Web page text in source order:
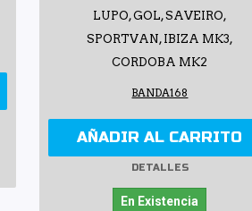
LUPO, GOL, SAVEIRO,
SPORTVAN, IBIZA MK3,
CORDOBA MK2
BANDA168
AÑADIR AL CARRITO
DETALLES
En Existencia